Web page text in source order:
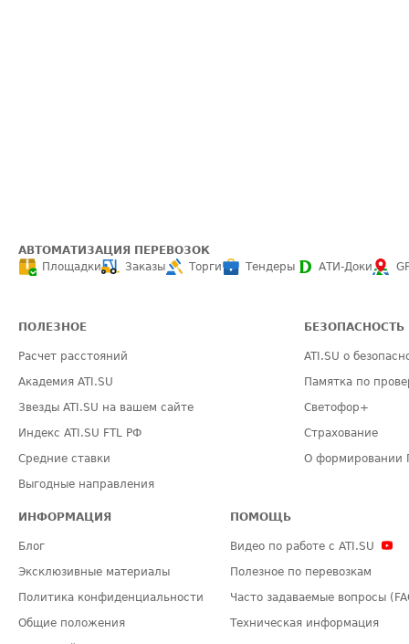
АВТОМАТИЗАЦИЯ ПЕРЕВОЗОК
Площадки
Заказы Торги Тендеры АТИ-Доки
ПОЛЕЗНОЕ
Расчет расстояний
Академия ATI.SU
Звезды ATI.SU на вашем сайте
Индекс ATI.SU FTL РФ
Средние ставки
Выгодные направления
БЕЗОПАСНОСТЬ
ATI.SU о
Памятка по
Светофор+
Страхование
О формировании
ИНФОРМАЦИЯ
Блог
Эксклюзивные материалы
Политика конфиденциальности
Общие положения
ПОМОЩЬ
Видео по работе с ATI.SU
Полезное по перевозкам
Часто задаваемые вопросы
Техническая информация